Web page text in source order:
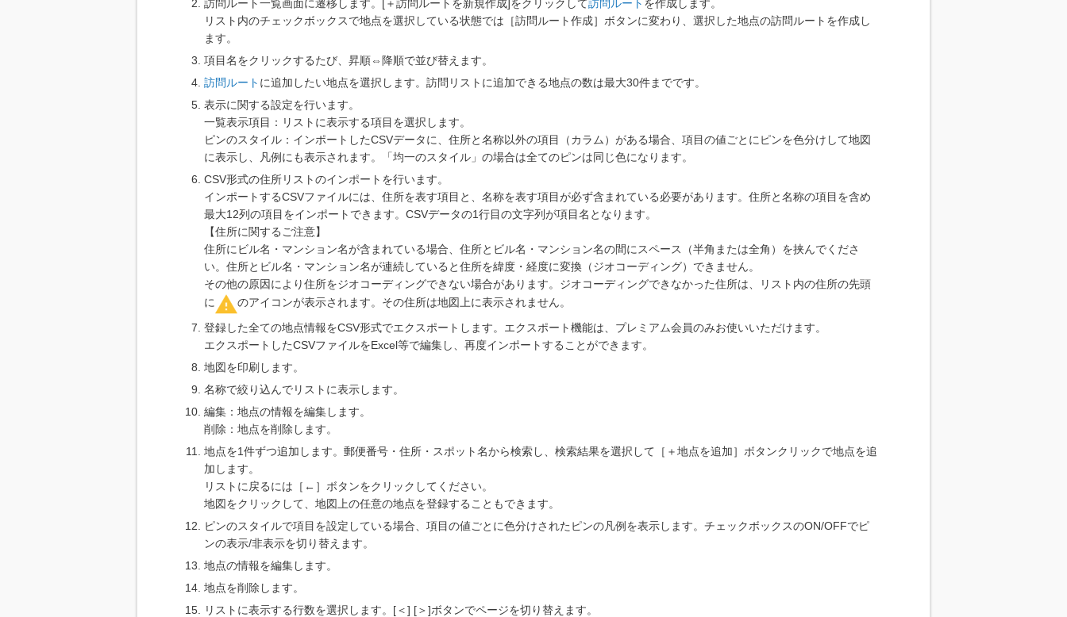
訪問ルート一覧画面に遷移します。[＋訪問ルートを新規作成]をクリックして訪問ルート を作成します。
リスト内のチェックボックスで地点を選択している状態では［訪問ルート作成］ボタンに変わり、選択した地点の訪問ルートを作成し
ます。
項目名をクリックするたび、昇順⇔降順で並び替えます。
訪問ルート に追加したい地点を選択します。訪問リストに追加できる地点の数は最大30件までです。
表示に関する設定を行います。
一覧表示項目：リストに表示する項目を選択します。
ピンのスタイル：インポートしたCSVデータに、住所と名称以外の項目（カラム）がある場合、項目の値ごとにピンを色分けして地図
に表示し、凡例にも表示されます。「均一のスタイル」の場合は全てのピンは同じ色になります。
CSV形式の住所リストのインポートを行います。
インポートするCSVファイルには、住所を表す項目と、名称を表す項目が必ず含まれている必要があります。住所と名称の項目を含め
最大12列の項目をインポートできます。CSVデータの1行目の文字列が項目名となります。
【住所に関するご注意】
住所にビル名・マンション名が含まれている場合、住所とビル名・マンション名の間にスペース（半角または全角）を挟んでくださ
い。住所とビル名・マンション名が連続していると住所を緯度・経度に変換（ジオコーディング）できません。
その他の原因により住所をジオコーディングできない場合があります。ジオコーディングできなかった住所は、リスト内の住所の先頭
に
のアイコンが表示されます。その住所は地図上に表示されません。
登録した全ての地点情報をCSV形式でエクスポートします。エクスポート機能は、プレミアム会員のみお使いいただけます。
エクスポートしたCSVファイルをExcel等で編集し、再度インポートすることができます。
地図を印刷します。
名称で絞り込んでリストに表示します。
編集：地点の情報を編集します。
削除：地点を削除します。
地点を1件ずつ追加します。郵便番号・住所・スポット名から検索し、検索結果を選択して［＋地点を追加］ボタンクリックで地点を追
加します。
リストに戻るには［←］ボタンをクリックしてください。
地図をクリックして、地図上の任意の地点を登録することもできます。
ピンのスタイルで項目を設定している場合、項目の値ごとに色分けされたピンの凡例を表示します。チェックボックスのON/OFFでピ
ンの表示/非表示を切り替えます。
地点の情報を編集します。
地点を削除します。
リストに表示する行数を選択します。[＜] [＞]ボタンでページを切り替えます。